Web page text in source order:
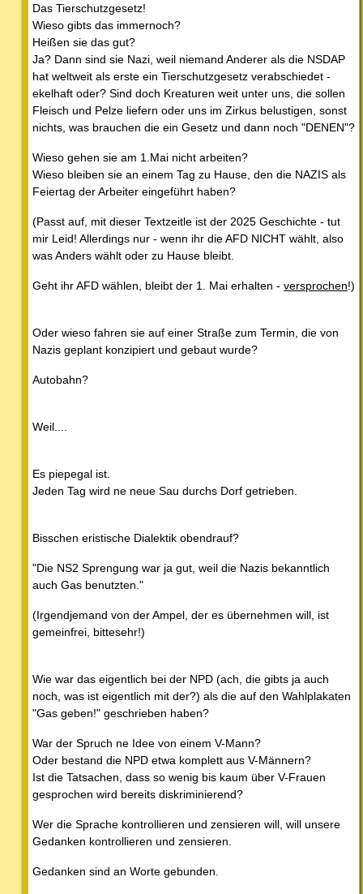
Das Tierschutzgesetz!
Wieso gibts das immernoch?
Heißen sie das gut?
Ja? Dann sind sie Nazi, weil niemand Anderer als die NSDAP
hat weltweit als erste ein Tierschutzgesetz verabschiedet -
ekelhaft oder? Sind doch Kreaturen weit unter uns, die sollen
Fleisch und Pelze liefern oder uns im Zirkus belustigen, sonst
nichts, was brauchen die ein Gesetz und dann noch "DENEN"?
Wieso gehen sie am 1.Mai nicht arbeiten?
Wieso bleiben sie an einem Tag zu Hause, den die NAZIS als
Feiertag der Arbeiter eingeführt haben?
(Passt auf, mit dieser Textzeitle ist der 2025 Geschichte - tut
mir Leid! Allerdings nur - wenn ihr die AFD NICHT wählt, also
was Anders wählt oder zu Hause bleibt.
Geht ihr AFD wählen, bleibt der 1. Mai erhalten - versprochen!)
Oder wieso fahren sie auf einer Straße zum Termin, die von
Nazis geplant konzipiert und gebaut wurde?
Autobahn?
Weil....
Es piepegal ist.
Jeden Tag wird ne neue Sau durchs Dorf getrieben.
Bisschen eristische Dialektik obendrauf?
"Die NS2 Sprengung war ja gut, weil die Nazis bekanntlich
auch Gas benutzten."
(Irgendjemand von der Ampel, der es übernehmen will, ist
gemeinfrei, bittesehr!)
Wie war das eigentlich bei der NPD (ach, die gibts ja auch
noch, was ist eigentlich mit der?) als die auf den Wahlplakaten
"Gas geben!" geschrieben haben?
War der Spruch ne Idee von einem V-Mann?
Oder bestand die NPD etwa komplett aus V-Männern?
Ist die Tatsachen, dass so wenig bis kaum über V-Frauen
gesprochen wird bereits diskriminierend?
Wer die Sprache kontrollieren und zensieren will, will unsere
Gedanken kontrollieren und zensieren.
Gedanken sind an Worte gebunden.